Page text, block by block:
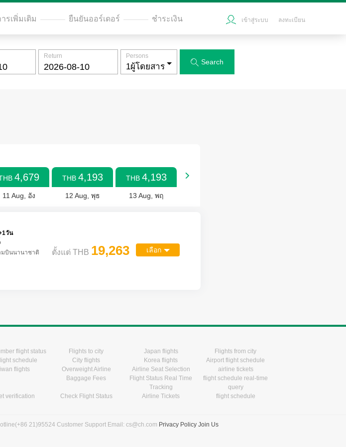
รเพิ่มเติม ยืนยันออร์เดอร์ ชำระเงิน เข้าสู่ระบบ ลงทะเบียน
Return Persons
 Search
4,679
11 Aug, อัง
THB 4,193
12 Aug, พุธ
THB 4,193
13 Aug, พฤ

วัน
มบินนานาชาติ
ตั้งแต่ THB 19,263 เลือก
flight status Flights to city Japan flights
Flights from city
schedule City flights Korea flights
Airport flight schedule
flights
Overweight Airline
Baggage Fees
Airline Seat Selection
airline tickets
Flight Status Real Time
Tracking
flight schedule real-time
query
verification Check Flight Status Airline Tickets
flight schedule
21)95524 Customer Support Email: cs@ch.com Privacy Policy Join Us